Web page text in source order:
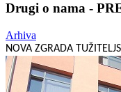
Drugi o nama -
Arhiva
NOVA ZGRADA